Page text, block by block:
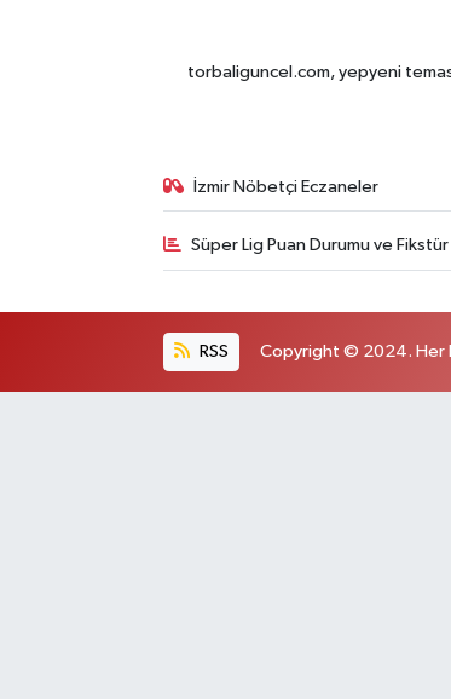
torbaliguncel.com, yepyeni
İzmir Nöbetçi Eczaneler
Süper Lig Puan Durumu ve Fikstür
RSS Copyright © 2024. Her